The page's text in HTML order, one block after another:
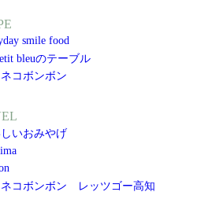
smile food
bleuのテーブル
ネコボンボン
しいおみやげ
ネコボンボン レッツゴー高知